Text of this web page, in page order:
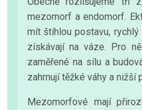
mezomorf a endomorf.
mít štíhlou postavu,
získávají na váze. Pro
zaměřené na sílu a
zahrnují těžké váhy a nižší
Mezomorfové mají